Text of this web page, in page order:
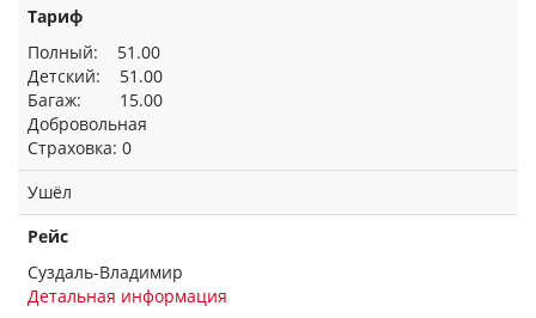
Тариф
Полный: 51.00
Детский: 51.00
Багаж: 15.00
Добровольная
Страховка: 0
Ушёл
Рейс
Суздаль-Владимир
Детальная информация